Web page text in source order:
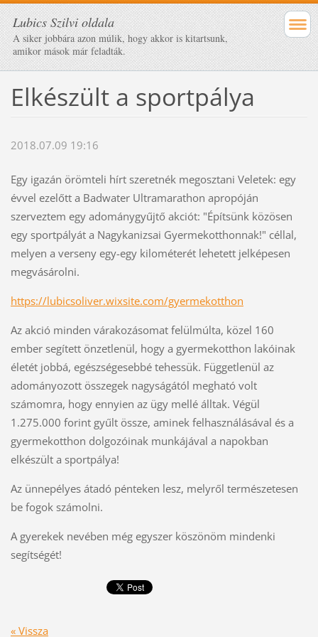
Lubics Szilvi oldala
A siker jobbára azon múlik, hogy akkor is kitartsunk,
amikor mások már feladták.
Elkészült a sportpálya
2018.07.09 19:16
Egy igazán örömteli hírt szeretnék megosztani Veletek: egy
évvel ezelőtt a Badwater Ultramarathon apropóján
szerveztem egy adománygyűjtő akciót: "Építsünk közösen
egy sportpályát a Nagykanizsai Gyermekotthonnak!" céllal,
melyen a verseny egy-egy kilométerét lehetett jelképesen
megvásárolni.
https://lubicsoliver.wixsite.com/gyermekotthon
Az akció minden várakozásomat felülmúlta, közel 160
ember segített önzetlenül, hogy a gyermekotthon lakóinak
életét jobbá, egészségesebbé tehessük. Függetlenül az
adományozott összegek nagyságától megható volt
számomra, hogy ennyien az ügy mellé álltak. Végül
1.275.000 forint gyűlt össze, aminek felhasználásával és a
gyermekotthon dolgozóinak munkájával a napokban
elkészült a sportpálya!
Az ünnepélyes átadó pénteken lesz, melyről természetesen
be fogok számolni.
A gyerekek nevében még egyszer köszönöm mindenki
segítségét!
« Vissza